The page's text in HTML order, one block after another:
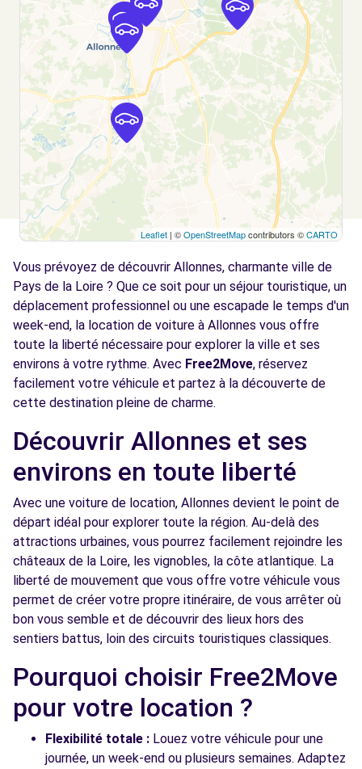
Voir l'agence
Free2Move Rent - GARAGE LOINARD - LE
MANS (C)
4.2
km
49 - 51 BOULEVARD ANATOLE FRANCE
LE MANS, 72000
Voir l'agence
Free2Move Rent - GARAGE BEAUCLAIR -
ARNAGE (C)
6.2
km
319 AVENUE NATIONALE
ARNAGE, 72230
Voir l'agence
Free2Move Rent - GARAGE ALBAN - LE
MANS (C)
km
LE MANS, 72000
Voir l'agence
Free2Move Rent - GARAGE LEJARD CHANGE
72 - CHANGE (C)
8.7
km
10 ALLEE DE LA COUDRE
CHANGE, 72560
Voir l'agence
Leaflet | ©OpenStreetMapcontributors ©CARTO
Vous prévoyez de découvrir Allonnes, charmante ville de
Pays de la Loire ? Que ce soit pour un séjour touristique, un
déplacement professionnel ou une escapade le temps d'un
week-end, la location de voiture à Allonnes vous offre
toute la liberté nécessaire pour explorer la ville et ses
environs à votre rythme. Avec Free2Move, réservez
facilement votre véhicule et partez à la découverte de
cette destination pleine de charme.
Découvrir Allonnes et ses
environs en toute liberté
Avec une voiture de location, Allonnes devient le point de
départ idéal pour explorer toute la région. Au-delà des
attractions urbaines, vous pourrez facilement rejoindre les
châteaux de la Loire, les vignobles, la côte atlantique. La
liberté de mouvement que vous offre votre véhicule vous
permet de créer votre propre itinéraire, de vous arrêter où
bon vous semble et de découvrir des lieux hors des
sentiers battus, loin des circuits touristiques classiques.
Pourquoi choisir Free2Move
pour votre location ?
Flexibilité totale : Louez votre véhicule pour une
journée, un week-end ou plusieurs semaines. Adaptez